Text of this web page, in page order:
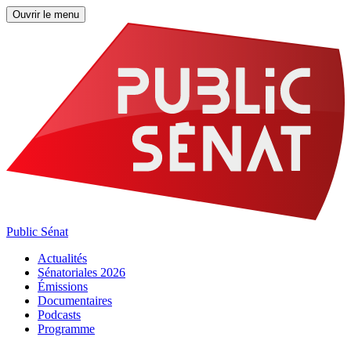
Ouvrir le menu
Public Sénat
Actualités
Sénatoriales 2026
Émissions
Documentaires
Podcasts
Programme